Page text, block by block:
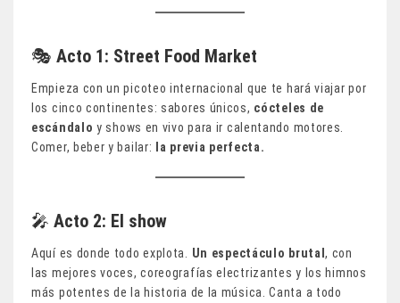
🎭 Acto 1: Street Food Market
Empieza con un picoteo internacional que te hará viajar por
los cinco continentes: sabores únicos, cócteles de
escándalo y shows en vivo para ir calentando motores.
Comer, beber y bailar:
la previa perfecta.
🎤 Acto 2: El show
Aquí es donde todo explota. Un espectáculo brutal, con
las mejores voces, coreografías electrizantes y los himnos
más potentes de la historia de la música. Canta a todo